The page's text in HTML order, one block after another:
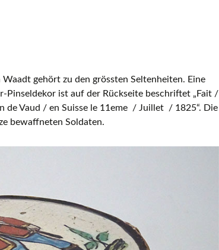
gehört zu den grössten Seltenheiten. Eine
Pinseldekor ist auf der Rückseite beschriftet „Fait /
de Vaud / en Suisse le 11eme / Juillet / 1825“. Die
bewaffneten Soldaten.